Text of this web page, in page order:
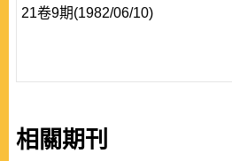
21卷9期(1982/06/10)
相關期刊